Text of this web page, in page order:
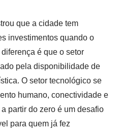
que a cidade tem
investimentos quando o
é que o setor
pela disponibilidade de
O setor tecnológico se
humano, conectividade e
partir do zero é um desafio
para quem já fez